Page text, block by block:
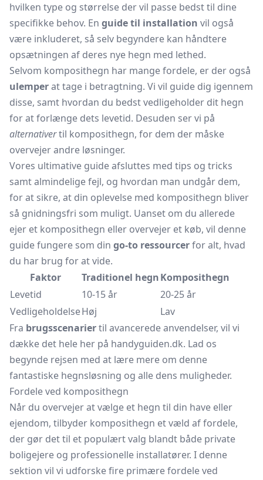
hvilken type og størrelse der vil passe bedst til dine
specifikke behov. En guide til installation vil også
være inkluderet, så selv begyndere kan håndtere
opsætningen af deres nye hegn med lethed.
Selvom komposithegn har mange fordele, er der også
ulemperat tage i betragtning. Vi vil guide dig igennem
disse, samt hvordan du bedst vedligeholder dit hegn
for at forlænge dets levetid. Desuden ser vi på
alternativertil komposithegn, for dem der måske
overvejer andre løsninger.
Vores ultimative guide afsluttes med tips og tricks
samt almindelige fejl, og hvordan man undgår dem,
for at sikre, at din oplevelse med komposithegn bliver
så gnidningsfri som muligt. Uanset om du allerede
ejer et komposithegn eller overvejer et køb, vil denne
guide fungere som din go-to ressourcerfor alt, hvad
du har brug for at vide.
Faktor
Traditionel hegnKomposithegn
Levetid
10-15 år
20-25 år
VedligeholdelseHøj
Lav
Fra brugsscenariertil avancerede anvendelser, vil vi
dække det hele her på handyguiden.dk. Lad os
begynde rejsen med at lære mere om denne
fantastiske hegnsløsning og alle dens muligheder.
Fordele ved komposithegn
Når du overvejer at vælge et hegn til din have eller
ejendom, tilbyder komposithegn et væld af fordele,
der gør det til et populært valg blandt både private
boligejere og professionelle installatører. I denne
sektion vil vi udforske fire primære fordele ved